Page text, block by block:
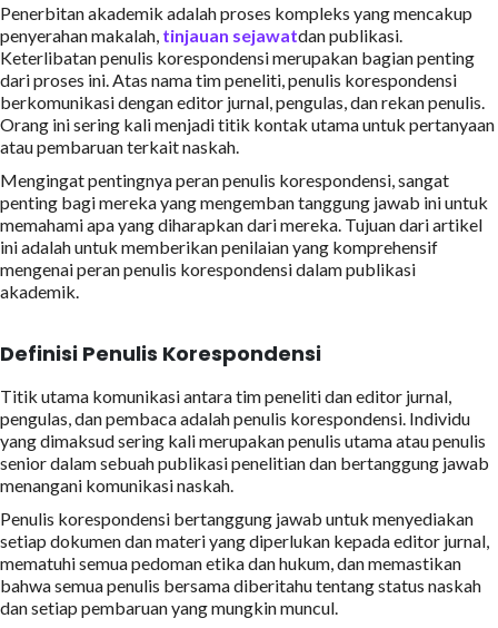
Penerbitan akademik adalah proses kompleks yang mencakup
penyerahan makalah, tinjauan sejawatdan publikasi.
Keterlibatan penulis korespondensi merupakan bagian penting
dari proses ini. Atas nama tim peneliti, penulis korespondensi
berkomunikasi dengan editor jurnal, pengulas, dan rekan penulis.
Orang ini sering kali menjadi titik kontak utama untuk pertanyaan
atau pembaruan terkait naskah.
Mengingat pentingnya peran penulis korespondensi, sangat
penting bagi mereka yang mengemban tanggung jawab ini untuk
memahami apa yang diharapkan dari mereka. Tujuan dari artikel
ini adalah untuk memberikan penilaian yang komprehensif
mengenai peran penulis korespondensi dalam publikasi
akademik.
Definisi Penulis Korespondensi
Titik utama komunikasi antara tim peneliti dan editor jurnal,
pengulas, dan pembaca adalah penulis korespondensi. Individu
yang dimaksud sering kali merupakan penulis utama atau penulis
senior dalam sebuah publikasi penelitian dan bertanggung jawab
menangani komunikasi naskah.
Penulis korespondensi bertanggung jawab untuk menyediakan
setiap dokumen dan materi yang diperlukan kepada editor jurnal,
mematuhi semua pedoman etika dan hukum, dan memastikan
bahwa semua penulis bersama diberitahu tentang status naskah
dan setiap pembaruan yang mungkin muncul.